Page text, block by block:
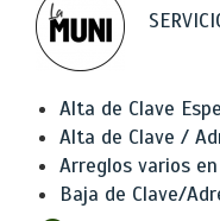
Alta de Clave
Alta de Clave /
Arreglos varios
Baja de Clave/